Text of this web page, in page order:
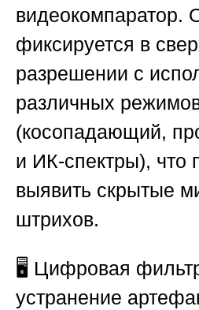
видеокомпаратор.
фиксируется в
разрешении с
различных
(косопадающий,
и ИК-спектры), что
выявить скрытые
штрихов.
🖥️ Цифровая
устранение